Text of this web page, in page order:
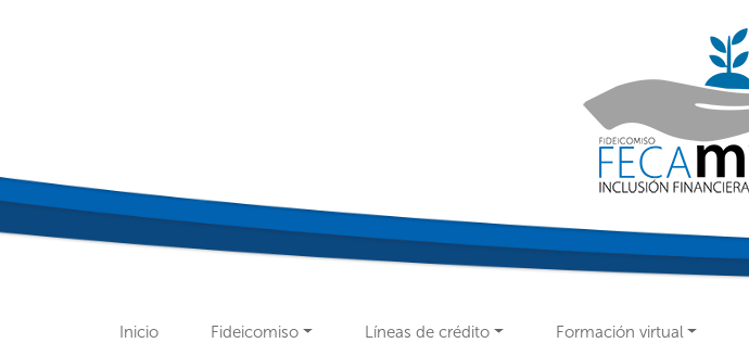
Inicio Fideicomiso Líneas de crédito Formación virtual